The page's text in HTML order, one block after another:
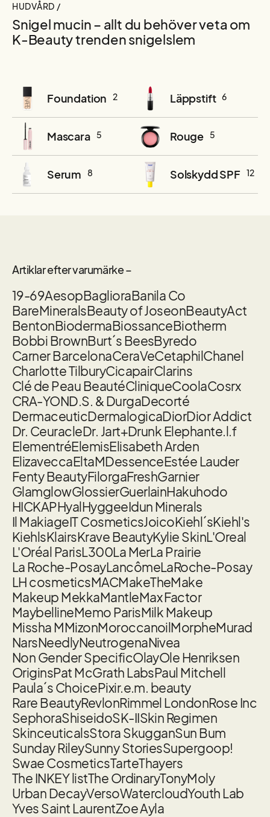
HUDVÅRD /
Snigel mucin – allt du behöver veta om
K-Beauty trenden snigelslem
Foundation 2 Läppstift 6
Mascara 5 Rouge 5
Serum 8 Solskydd SPF 12
Artiklar efter varumärke –
19-69AesopBaglioraBanila Co
BareMineralsBeauty of JoseonBeautyAct
BentonBiodermaBiossanceBiotherm
Bobbi BrownBurt´s BeesByredo
Carner BarcelonaCeraVeCetaphilChanel
Charlotte TilburyCicapairClarins
Clé de Peau BeautéCliniqueCoolaCosrx
CRA-YOND.S. & DurgaDecorté
DermaceuticDermalogicaDiorDior Addict
Dr. CeuracleDr. Jart+Drunk Elephante.l.f
ElementréElemisElisabeth Arden
ElizaveccaEltaMDessenceEstée Lauder
Fenty BeautyFilorgaFreshGarnier
GlamglowGlossierGuerlainHakuhodo
HICKAPHyalHyggeeIdun Minerals
Il MakiageIT CosmeticsJoicoKiehl´sKiehl's
KiehlsKlairsKrave BeautyKylie SkinL'Oreal
L'Oréal ParisL300La MerLa Prairie
La Roche-PosayLancômeLaRoche-Posay
LH cosmeticsMACMakeTheMake
Makeup MekkaMantleMax Factor
MaybellineMemo ParisMilk Makeup
Missha MMizonMoroccanoilMorpheMurad
NarsNeedlyNeutrogenaNivea
Non Gender SpecificOlayOle Henriksen
OriginsPat McGrath LabsPaul Mitchell
Paula´s ChoicePixir.e.m. beauty
Rare BeautyRevlonRimmel LondonRose Inc
SephoraShiseidoSK-IISkin Regimen
SkinceuticalsStora SkugganSun Bum
Sunday RileySunny StoriesSupergoop!
Swae CosmeticsTarteThayers
The INKEY listThe OrdinaryTonyMoly
Urban DecayVersoWatercloudYouth Lab
Yves Saint LaurentZoe Ayla